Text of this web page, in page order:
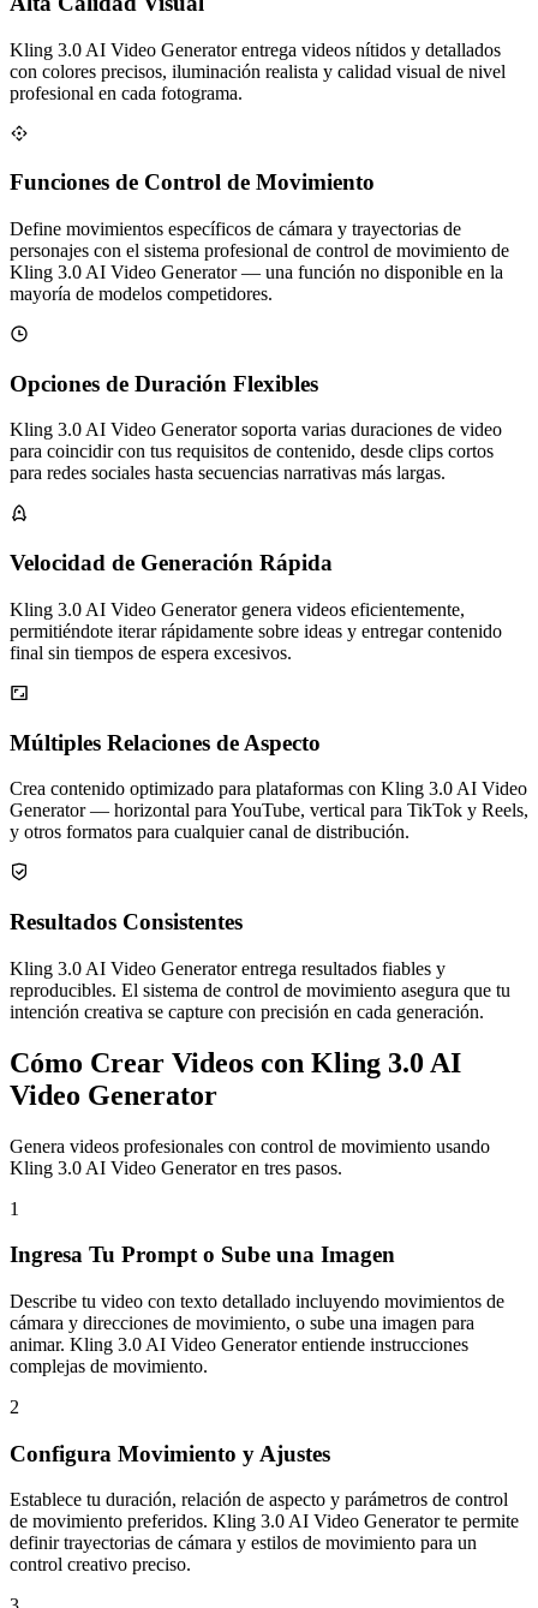
Kling 3.0 AI Video Generator entrega videos nítidos y detallados
con colores precisos, iluminación realista y calidad visual de nivel
profesional en cada fotograma.
Funciones de Control de Movimiento
Define movimientos específicos de cámara y trayectorias de
personajes con el sistema profesional de control de movimiento de
Kling 3.0 AI Video Generator — una función no disponible en la
mayoría de modelos competidores.
Opciones de Duración Flexibles
Kling 3.0 AI Video Generator soporta varias duraciones de video
para coincidir con tus requisitos de contenido, desde clips cortos
para redes sociales hasta secuencias narrativas más largas.
Velocidad de Generación Rápida
Kling 3.0 AI Video Generator genera videos eficientemente,
permitiéndote iterar rápidamente sobre ideas y entregar contenido
final sin tiempos de espera excesivos.
Múltiples Relaciones de Aspecto
Crea contenido optimizado para plataformas con Kling 3.0 AI Video
Generator — horizontal para YouTube, vertical para TikTok y Reels,
y otros formatos para cualquier canal de distribución.
Resultados Consistentes
Kling 3.0 AI Video Generator entrega resultados fiables y
reproducibles. El sistema de control de movimiento asegura que tu
intención creativa se capture con precisión en cada generación.
Cómo Crear Videos con Kling 3.0 AI
Video Generator
Genera videos profesionales con control de movimiento usando
Kling 3.0 AI Video Generator en tres pasos.
1
Ingresa Tu Prompt o Sube una Imagen
Describe tu video con texto detallado incluyendo movimientos de
cámara y direcciones de movimiento, o sube una imagen para
animar. Kling 3.0 AI Video Generator entiende instrucciones
complejas de movimiento.
2
Configura Movimiento y Ajustes
Establece tu duración, relación de aspecto y parámetros de control
de movimiento preferidos. Kling 3.0 AI Video Generator te permite
definir trayectorias de cámara y estilos de movimiento para un
control creativo preciso.